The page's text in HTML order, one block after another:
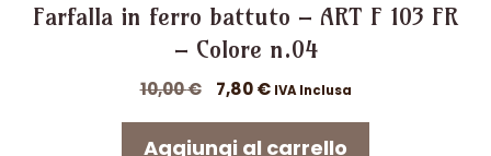
Farfalla in ferro battuto – ART F 103 FR
– Colore n.04
10,00€
Il
originale
7,80€Il
attuale
IVA Inclusa
Aggiungi al carrello